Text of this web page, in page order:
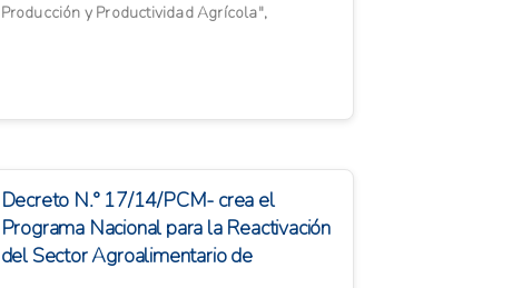
Producción y Productividad Agrícola",
Decreto N.° 17/14/PCM- crea el
Programa Nacional para la Reactivación
del Sector Agroalimentario de